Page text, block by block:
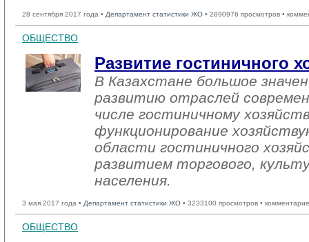
28 сентября 2017 года • Департамент статистики ЖО • 2890976 просмотров •
ОБЩЕСТВО
Развитие гостиничного
В Казахстане большое
развитию отраслей
числе гостиничному
функционирование
области гостиничного
развитием торгового,
населения.
3 мая 2017 года • Департамент статистики ЖО • 3233100 просмотров •
ОБЩЕСТВО